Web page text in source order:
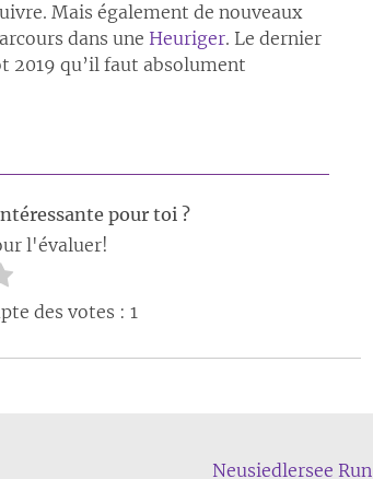
Mais également de nouveaux
dans une Heuriger. Le dernier
2019 qu’il faut absolument
pour toi ?
l'évaluer!
des votes : 1
Neusiedlersee Run